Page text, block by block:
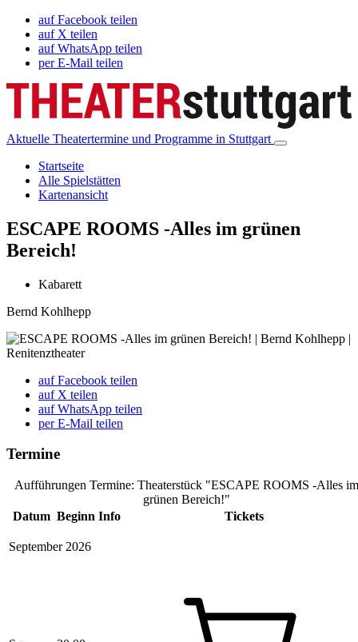
auf Facebook teilen
auf X teilen
auf WhatsApp teilen
per E-Mail teilen
Aktuelle Theatertermine und Programme in Stuttgart
Startseite
Alle Spielstätten
Kartenansicht
ESCAPE ROOMS -Alles im grünen
Bereich!
Kabarett
Bernd Kohlhepp
auf Facebook teilen
auf X teilen
auf WhatsApp teilen
per E-Mail teilen
Termine
Aufführungen Termine: Theaterstück "ESCAPE ROOMS -Alles im
grünen Bereich!"
Datum Beginn Info Tickets
September 2026